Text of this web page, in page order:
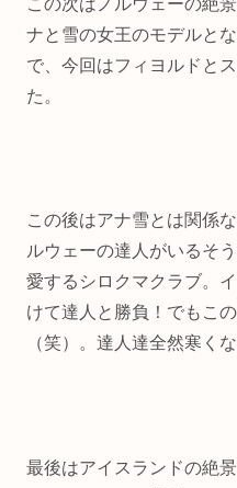
ナと雪の女王のモデルと
で、今回はフィヨルドと
た。
この後はアナ雪とは関係
ルウェーの達人がいるそ
愛するシロクマクラブ。
けて達人と勝負！でもこ
（笑）。達人達全然寒く
最後はアイスランドの絶